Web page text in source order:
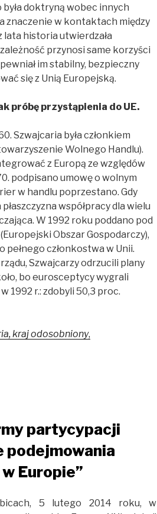
doktryną wobec innych
znaczenie w kontaktach między
historia utwierdzała
przynosi same korzyści
im stabilny, bezpieczny
się z Unią Europejską.
próbę przystąpienia do UE.
Szwajcaria była członkiem
Wolnego Handlu).
z Europą ze względów
podpisano umowę o wolnym
w handlu poprzestano. Gdy
współpracy dla wielu
W 1992 roku poddano pod
Obszar Gospodarczy),
pełnego członkostwa w Unii.
Szwajcarzy odrzucili plany
bo eurosceptycy wygrali
1992 r.: zdobyli 50,3 proc.
kraj odosobniony,
partycypacji
podejmowania
Europie”
5 lutego 2014 roku, w